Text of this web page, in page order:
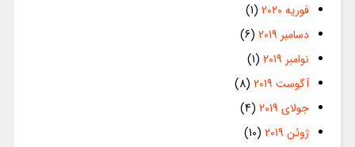
فوریه 2020
(1)
دسامبر 2019
(6)
نوامبر 2019
(1)
آگوست 2019
(8)
جولای 2019
(4)
ژوئن 2019
(10)